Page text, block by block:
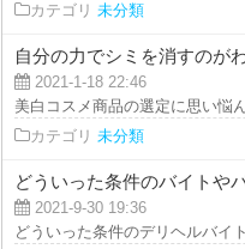
カテゴリ 未分類
自分の力でシミを消すのが
2021-1-18 22:46
美白コスメ商品の選定に思い悩
カテゴリ 未分類
どういった条件のバイトや
2021-9-30 19:36
どういった条件のデリヘルバイ